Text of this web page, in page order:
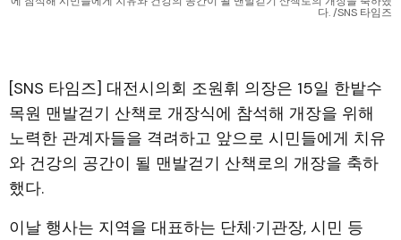
다. /SNS 타임즈
[SNS 타임즈] 대전시의회 조원휘 의장은 15일 한밭수
목원 맨발걷기 산책로 개장식에 참석해 개장을 위해
노력한 관계자들을 격려하고 앞으로 시민들에게 치유
와 건강의 공간이 될 맨발걷기 산책로의 개장을 축하
했다.
이날 행사는 지역을 대표하는 단체·기관장, 시민 등